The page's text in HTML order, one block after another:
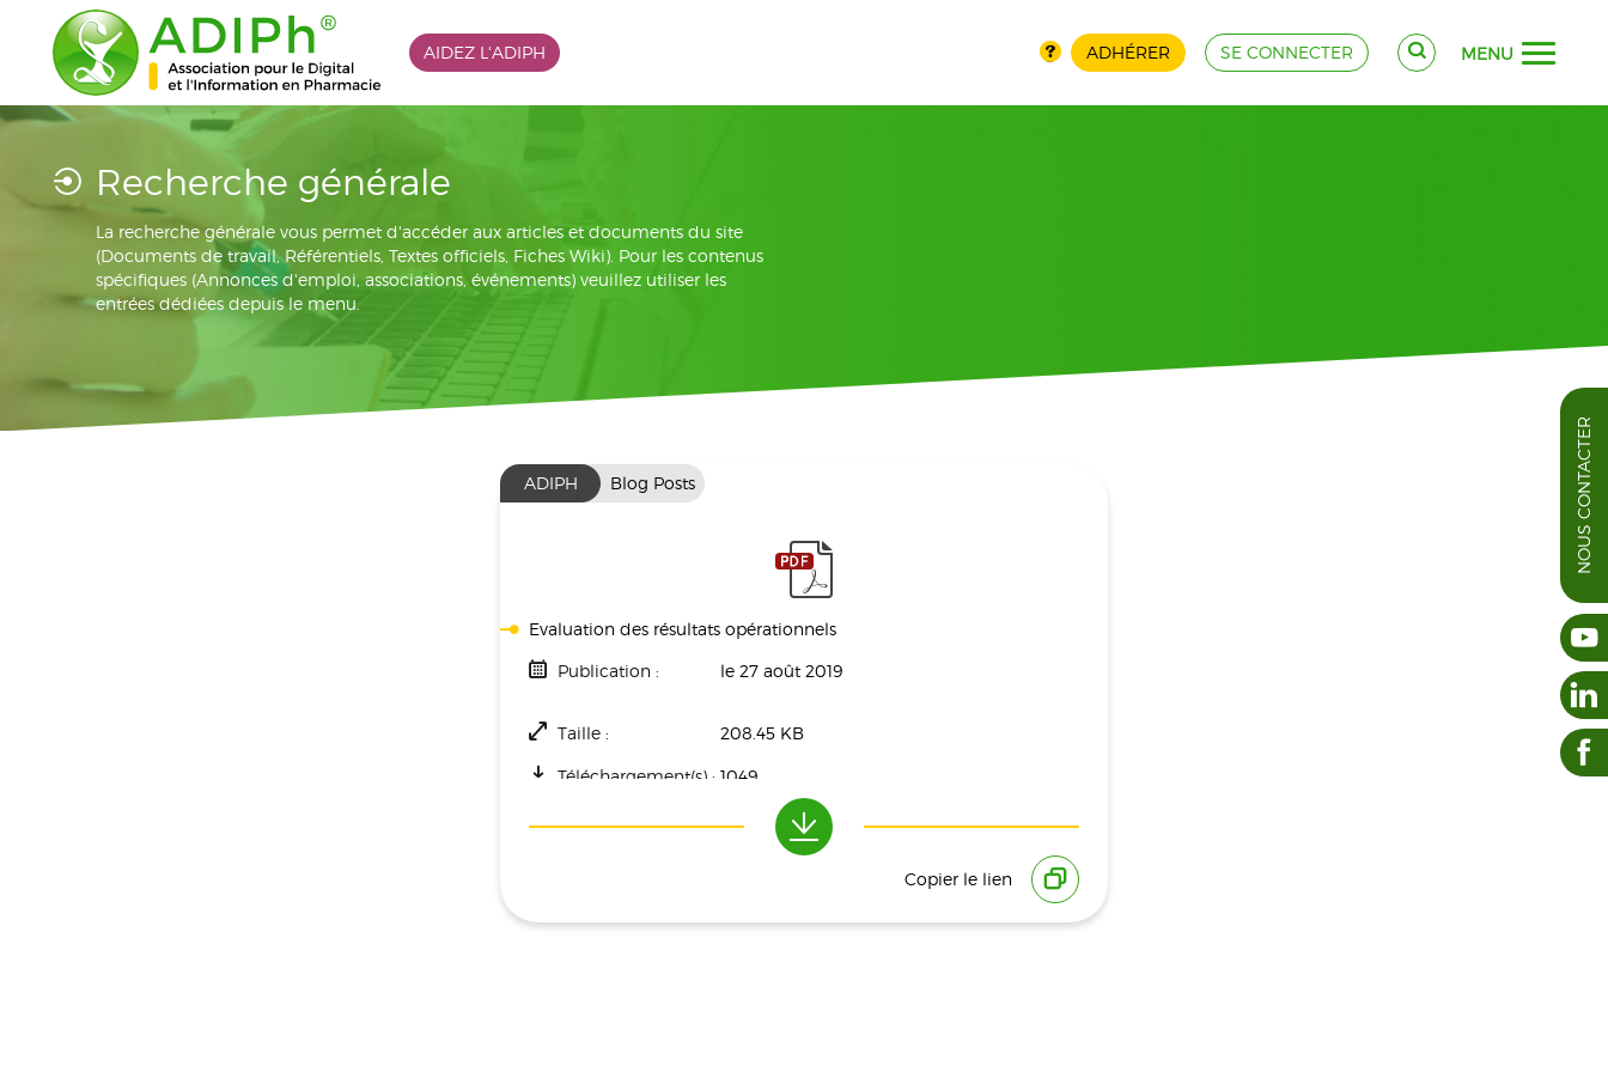
AIDEZ L'ADIPH ADHÉRER SE CONNECTER MENU
Recherche générale
La recherche générale vous permet d'accéder aux articles et documents du site
(Documents de travail, Référentiels, Textes officiels, Fiches Wiki). Pour les contenus
spécifiques (Annonces d'emploi, associations, événements) veuillez utiliser les
entrées dédiées depuis le menu.
ADIPH Blog Posts
Evaluation des résultats opérationnels
Publication : le 27 août 2019
Taille : 208.45 KB
Téléchargement(s) : 1049
Copier le lien
NOUS CONTACTER